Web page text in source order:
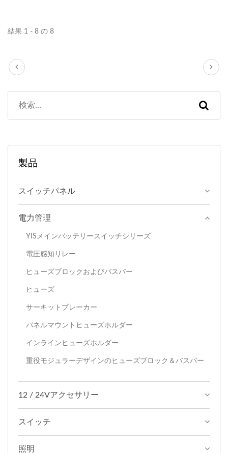
結果 1 - 8 の 8
製品
スイッチパネル
電力管理
YISメインバッテリースイッチシリーズ
電圧感知リレー
ヒューズブロックおよびバスバー
ヒューズ
サーキットブレーカー
パネルマウントヒューズホルダー
インラインヒューズホルダー
重役モジュラーデザインのヒューズブロック＆バスバー
12 / 24Vアクセサリー
スイッチ
照明